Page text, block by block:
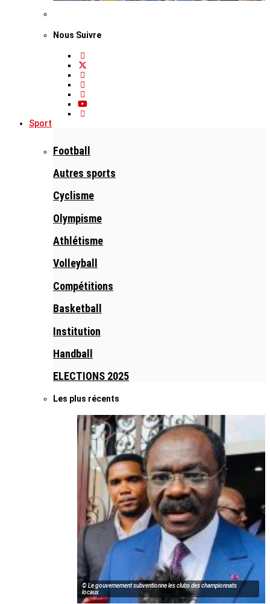
Nous Suivre
Sport
Football
Autres sports
Cyclisme
Olympisme
Athlétisme
Volleyball
Compétitions
Basketball
Institution
Handball
ELECTIONS 2025
Les plus récents
© Le gouvernement subventionne les clubs des championnats
locaux